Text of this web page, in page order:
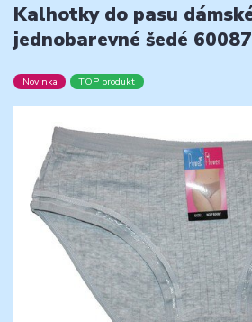
Kalhotky do pasu
jednobarevné šedé
Novinka TOP produkt